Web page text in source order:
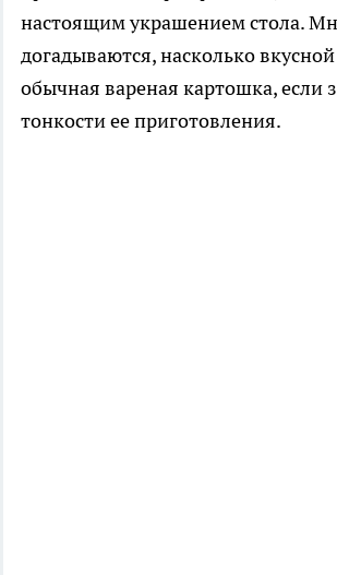
настоящим украшением стола.
догадываются, насколько
обычная вареная картошка, если
тонкости ее приготовления.